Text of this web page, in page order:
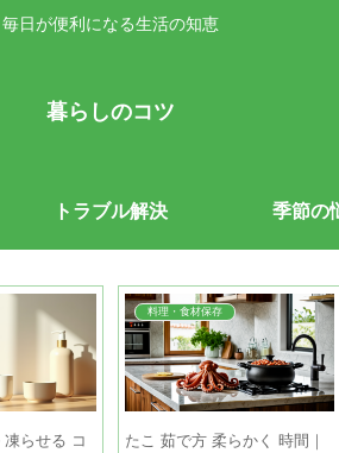
毎日が便利になる生活の知恵
暮らしのコツ
トラブル解決 季節の
らせる コ
料理・食材保存
たこ 茹で方 柔らかく 時間｜